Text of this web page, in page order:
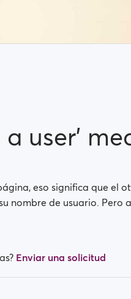
user'
eso significa que el
nombre de usuario. Pero
Enviar una solicitud